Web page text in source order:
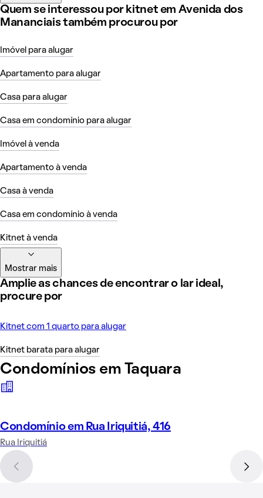
Quem se interessou por kitnet em Avenida dos
Mananciais também procurou por
Imóvel para alugar
Apartamento para alugar
Casa para alugar
Casa em condomínio para alugar
Imóvel à venda
Apartamento à venda
Casa à venda
Casa em condomínio à venda
Kitnet à venda
Mostrar mais
Amplie as chances de encontrar o lar ideal,
procure por
Kitnet com 1 quarto para alugar
Kitnet barata para alugar
Condomínios em Taquara
Condomínio em Rua Iriquitiá, 416
Rua Iriquitiá